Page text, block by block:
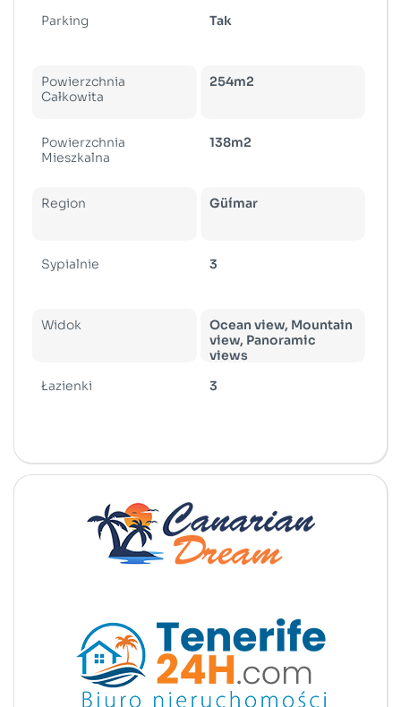
Parking Tak
Powierzchnia
Całkowita
254m2
Powierzchnia
Mieszkalna
138m2
Region Güímar
Sypialnie 3
Widok
Ocean view, Mountain
view, Panoramic
views
Łazienki
3